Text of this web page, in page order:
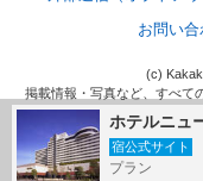
ホテルニュ
宿公式サイト
プラン
お問い合
(c)
掲載情報・写真など、すべて